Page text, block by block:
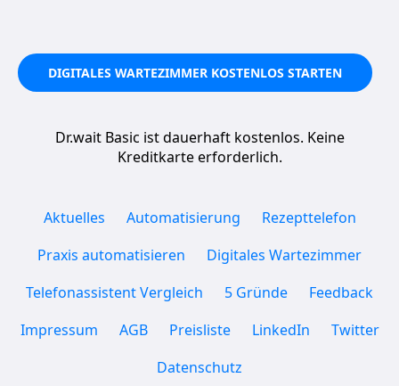
DIGITALES WARTEZIMMER KOSTENLOS STARTEN
Dr.wait Basic ist dauerhaft kostenlos. Keine
Kreditkarte erforderlich.
Aktuelles Automatisierung
Rezepttelefon
Praxis automatisieren
Digitales Wartezimmer
Telefonassistent Vergleich
5 Gründe
Feedback
Impressum
AGB Preisliste LinkedIn
Twitter
Datenschutz